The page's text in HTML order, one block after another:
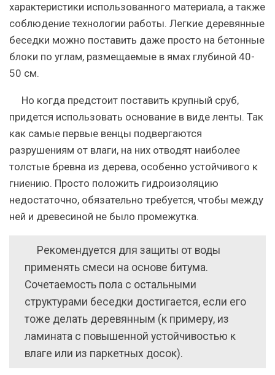
характеристики использованного материала, а также
соблюдение технологии работы. Легкие деревянные
беседки можно поставить даже просто на бетонные
блоки по углам, размещаемые в ямах глубиной 40-
50 см.
Но когда предстоит поставить крупный сруб,
придется использовать основание в виде ленты. Так
как самые первые венцы подвергаются
разрушениям от влаги, на них отводят наиболее
толстые бревна из дерева, особенно устойчивого к
гниению. Просто положить гидроизоляцию
недостаточно, обязательно требуется, чтобы между
ней и древесиной не было промежутка.
Рекомендуется для защиты от воды
применять смеси на основе битума.
Сочетаемость пола с остальными
структурами беседки достигается, если его
тоже делать деревянным (к примеру, из
ламината с повышенной устойчивостью к
влаге или из паркетных досок).